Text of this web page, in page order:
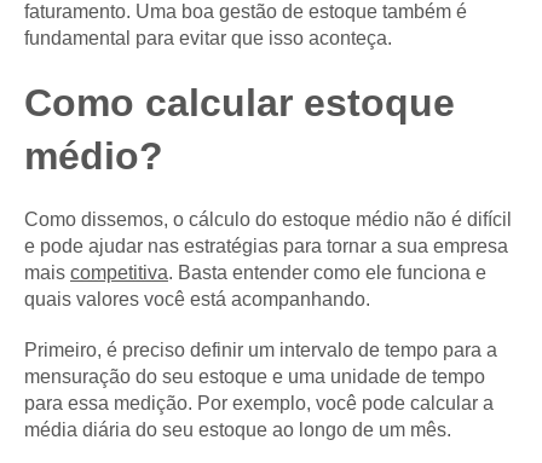
faturamento. Uma boa gestão de estoque também é
fundamental para evitar que isso aconteça.
Como calcular estoque
médio?
Como dissemos, o cálculo do estoque médio não é difícil
e pode ajudar nas estratégias para tornar a sua empresa
mais competitiva. Basta entender como ele funciona e
quais valores você está acompanhando.
Primeiro, é preciso definir um intervalo de tempo para a
mensuração do seu estoque e uma unidade de tempo
para essa medição. Por exemplo, você pode calcular a
média diária do seu estoque ao longo de um mês.